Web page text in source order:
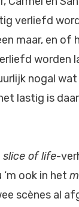
verliefd
maar, en of
worden
nogal
lastig is
slice of life-
ook in het
scènes al